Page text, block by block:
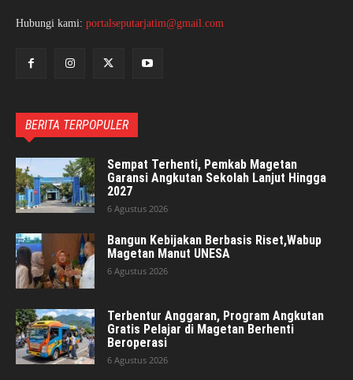
Hubungi kami: portalseputarjatim@gmail.com
BERITA TERPOPULER
Sempat Terhenti, Pemkab Magetan
Garansi Angkutan Sekolah Lanjut Hingga
2027
6 Agustus 2026
Bangun Kebijakan Berbasis Riset,Wabup
Magetan Manut UNESA
6 Agustus 2026
Terbentur Anggaran, Program Angkutan
Gratis Pelajar di Magetan Berhenti
Beroperasi
6 Agustus 2026